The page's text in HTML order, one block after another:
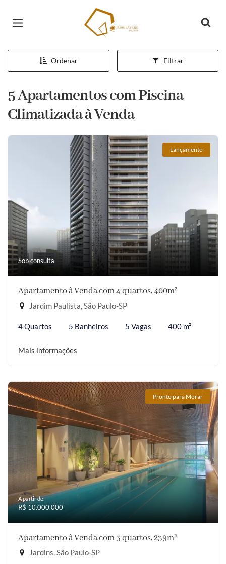
Página inicial
Ordenar Filtrar
5 Apartamentos com Piscina
Climatizada à Venda
Lançamento
Sob consulta
Apartamento à Venda com 4 quartos, 400m²
Jardim Paulista, São Paulo-SP
4 Quartos 5 Banheiros 5 Vagas 400 m²
Mais informações
Pronto para Morar
A partir de:
R$ 10.000.000
Apartamento à Venda com 3 quartos, 239m²
Jardins, São Paulo-SP